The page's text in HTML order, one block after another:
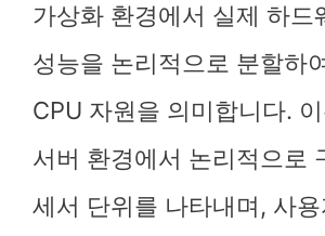
가상화 환경에서 실제 하드
성능을 논리적으로 분할하
CPU 자원을 의미합니다.
서버 환경에서 논리적으로
세서 단위를 나타내며, 사